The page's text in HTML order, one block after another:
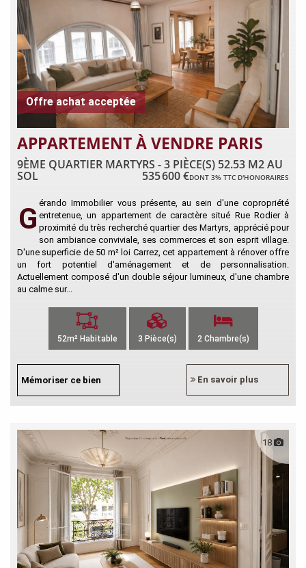
Offre achat acceptée
APPARTEMENT À VENDRE PARIS
9ÈME QUARTIER MARTYRS - 3 PIÈCE(S) 52.53 M2 AU
SOL 535 600 €DONT 3% TTC D'HONORAIRES
G érando Immobilier vous présente, au sein d'une copropriété
entretenue, un appartement de caractère situé Rue Rodier à
proximité du très recherché quartier des Martyrs, apprécié pour
son ambiance conviviale, ses commerces et son esprit village.
D'une superficie de 50 m² loi Carrez, cet appartement à rénover offre
un fort potentiel d'aménagement et de personnalisation.
Actuellement composé d'un double séjour lumineux, d'une chambre
au calme sur...
52m² Habitable 3 Pièce(s) 2 Chambre(s)
Mémoriser ce bien En savoir plus
18